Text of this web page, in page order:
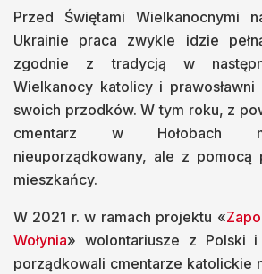
Przed Świętami Wielkanocnymi
Ukrainie praca zwykle idzie
zgodnie z tradycją w
Wielkanocy katolicy i
swoich przodków. W tym roku, z
cmentarz w Hołobach
nieuporządkowany, ale z pomocą
mieszkańcy.
W 2021 r. w ramach projektu «
Wołynia» wolontariusze z Polski i
porządkowali cmentarze katolickie